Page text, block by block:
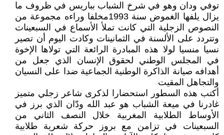
توفي ودان وهو في شرخ الشباب بباريس في ظروف ما
يزال يلفها الغموض سنة 1993مخلفا وراءه مجموعة من
النصوص الزجلية التي كانت تملأ الأسماع في السبعينات
وتتردد على الألسنة في الثمانينات وكادت اليوم أن تصير
نسيا منسيا لولا هذه المبادرة الرائعة التي تولاها الإخوة
في المجلس الوطني لحقوق الإنسان الذي جعل من
أهدافه صيانة الذاكرة الوطنية الجماعية ضدا على النسيان
والتجاهل المقيت
أكتب هذه السطور استحضارا لذكرى شاعر زجلي متميز
غادرنا في ميعة الشباب هو عبد الله ودّان الذي برز في
الأوساط الطلابية المغربية خلال النصف الثاني من
السبعينات في تزامن مع بروز حركة شعرية طلابية